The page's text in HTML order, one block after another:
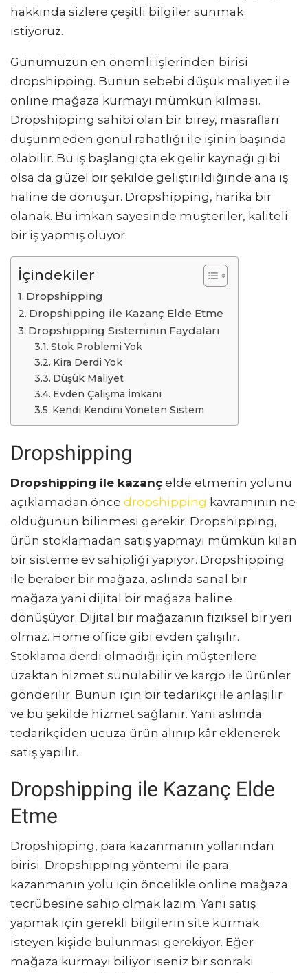
hakkında sizlere çeşitli bilgiler sunmak
istiyoruz.
Günümüzün en önemli işlerinden birisi
dropshipping. Bunun sebebi düşük maliyet ile
online mağaza kurmayı mümkün kılması.
Dropshipping sahibi olan bir birey, masrafları
düşünmeden gönül rahatlığı ile işinin başında
olabilir. Bu iş başlangıçta ek gelir kaynağı gibi
olsa da güzel bir şekilde geliştirildiğinde ana iş
haline de dönüşür. Dropshipping, harika bir
olanak. Bu imkan sayesinde müşteriler, kaliteli
bir iş yapmış oluyor.
İçindekiler
Dropshipping
Dropshipping ile Kazanç Elde Etme
Dropshipping Sisteminin Faydaları
Stok Problemi Yok
Kira Derdi Yok
Düşük Maliyet
Evden Çalışma İmkanı
Kendi Kendini Yöneten Sistem
Dropshipping
Dropshipping ile kazanç elde etmenin yolunu
açıklamadan önce dropshipping kavramının ne
olduğunun bilinmesi gerekir. Dropshipping,
ürün stoklamadan satış yapmayı mümkün kılan
bir sisteme ev sahipliği yapıyor. Dropshipping
ile beraber bir mağaza, aslında sanal bir
mağaza yani dijital bir mağaza haline
dönüşüyor. Dijital bir mağazanın fiziksel bir yeri
olmaz. Home office gibi evden çalışılır.
Stoklama derdi olmadığı için müşterilere
uzaktan hizmet sunulabilir ve kargo ile ürünler
gönderilir. Bunun için bir tedarikçi ile anlaşılır
ve bu şekilde hizmet sağlanır. Yani aslında
tedarikçiden ucuza ürün alınıp kâr eklenerek
satış yapılır.
Dropshipping ile Kazanç Elde
Etme
Dropshipping, para kazanmanın yollarından
birisi. Dropshipping yöntemi ile para
kazanmanın yolu için öncelikle online mağaza
tecrübesine sahip olmak lazım. Yani satış
yapmak için gerekli bilgilerin site kurmak
isteyen kişide bulunması gerekiyor. Eğer
mağaza kurmayı biliyor iseniz bir sonraki